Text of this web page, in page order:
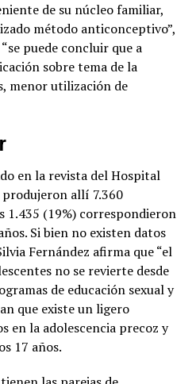
de su núcleo familiar,
método anticonceptivo”,
puede concluir que a
sobre tema de la
menor utilización de
en la revista del Hospital
produjeron allí 7.360
1.435 (19%) correspondieron
Si bien no existen datos
Fernández afirma que “el
no se revierte desde
de educación sexual y
que existe un ligero
en la adolescencia precoz y
17 años.